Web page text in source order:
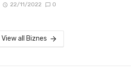
22/11/2022 0
View all Biznes